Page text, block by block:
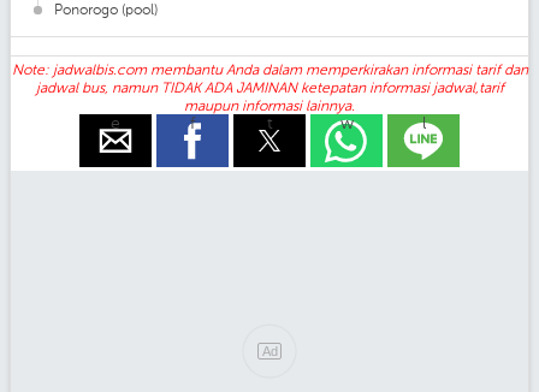
Ponorogo (pool)
Note: jadwalbis.com membantu Anda dalam memperkirakan informasi tarif dan
jadwal bus, namun TIDAK ADA JAMINAN ketepatan informasi jadwal,tarif
maupun informasi lainnya.
e f t w l